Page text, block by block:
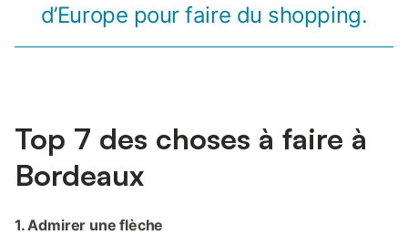
d’Europe pour faire du shopping.
Top 7 des choses à faire à
Bordeaux
1. Admirer une flèche